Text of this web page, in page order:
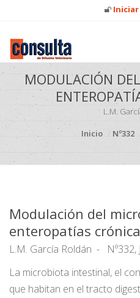
MODULACIÓN
L.M.
Inicio
Nº332
Modulación del
enteropatías
L.M. García Roldán Nº332,
La microbiota intestinal, el
que habitan en el tracto